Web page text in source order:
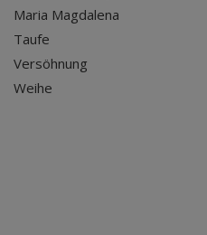
Maria Magdalena
Taufe
Versöhnung
Weihe